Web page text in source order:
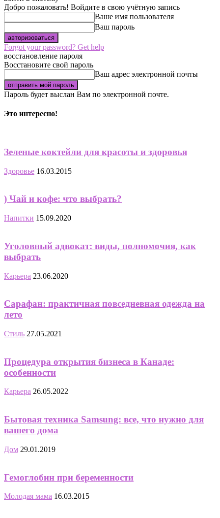
Добро пожаловать! Войдите в свою учётную запись
Ваше имя пользователя
Ваш пароль
Forgot your password? Get help
восстановление пароля
Восстановите свой пароль
Ваш адрес электронной почты
Пароль будет выслан Вам по электронной почте.
Это интересно!
Зеленые коктейли для красоты и здоровья
Здоровье 16.03.2015
) Чай и кофе: что выбрать?
Напитки 15.09.2020
Уголовный адвокат: виды, полномочия, как
выбрать
Карьера 23.06.2020
Сарафан: практичная повседневная одежда на
лето
Стиль 27.05.2021
Процедура открытия бизнеса в Канаде:
особенности
Карьера 26.05.2022
Бытовая техника Samsung: все, что нужно для
вашего дома
Дом 29.01.2019
Гемоглобин при беременности
Молодая мама 16.03.2015